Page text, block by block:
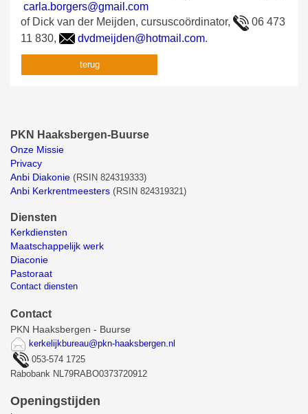
carla.borgers@gmail.com
of Dick van der Meijden, cursuscoördinator,
06 473
11 830,
dvdmeijden@hotmail.com.
terug
PKN Haaksbergen-Buurse
Onze Missie
Privacy
Anbi Diakonie (RSIN 824319333)
Anbi Kerkrentmeesters (RSIN 824319321)
Diensten
Kerkdiensten
Maatschappelijk werk
Diaconie
Pastoraat
Contact diensten
Contact
PKN Haaksbergen - Buurse
kerkelijkbureau@pkn-haaksbergen.nl
053-574 1725
Rabobank NL79RABO0373720912
Openingstijden